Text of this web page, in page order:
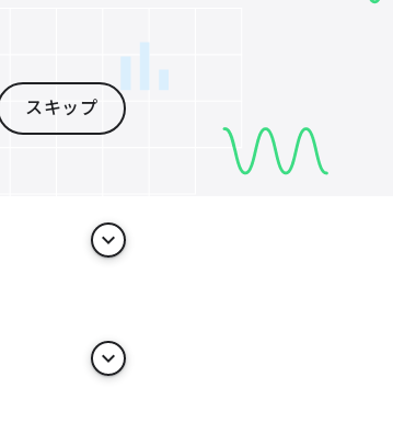
スキップ
keyboard_arrow_down
keyboard_arrow_down